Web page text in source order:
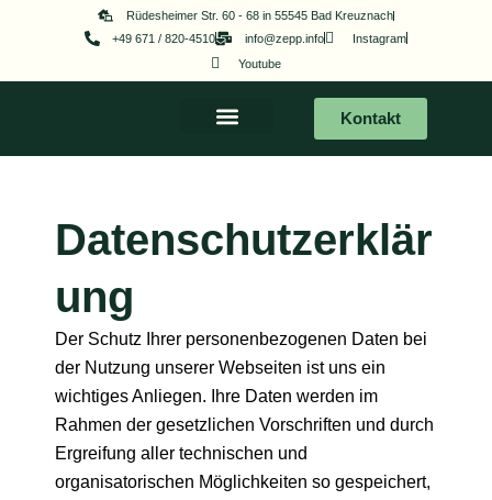
Rüdesheimer Str. 60 - 68 in 55545 Bad Kreuznach
+49 671 / 820-4510
info@zepp.info
Instagram
Youtube
Kontakt
Datenschutzerklär
ung
Der Schutz Ihrer personenbezogenen Daten bei
der Nutzung unserer Webseiten ist uns ein
wichtiges Anliegen. Ihre Daten werden im
Rahmen der gesetzlichen Vorschriften und durch
Ergreifung aller technischen und
organisatorischen Möglichkeiten so gespeichert,